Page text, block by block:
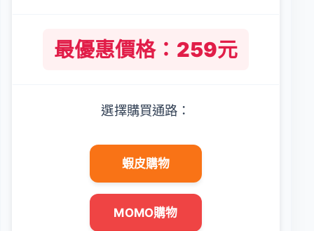
最優惠價格：259元
選擇購買通路：
蝦皮購物
MOMO購物